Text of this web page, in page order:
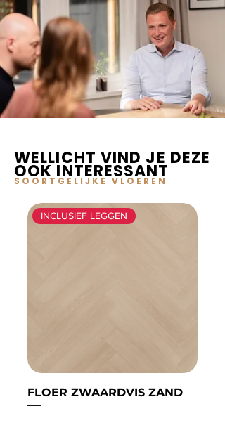
WELLICHT VIND JE DEZE
OOK INTERESSANT
SOORTGELIJKE VLOEREN
INCLUSIEF LEGGEN
FLOER ZWAARDVIS ZAND